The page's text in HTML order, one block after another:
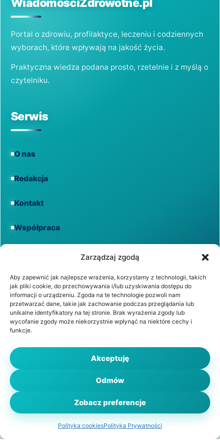
Zarządzaj zgodą
Aby zapewnić jak najlepsze wrażenia, korzystamy z technologii, takich
jak pliki cookie, do przechowywania i/lub uzyskiwania dostępu do
informacji o urządzeniu. Zgoda na te technologie pozwoli nam
przetwarzać dane, takie jak zachowanie podczas przeglądania lub
unikalne identyfikatory na tej stronie. Brak wyrażenia zgody lub
wycofanie zgody może niekorzystnie wpłynąć na niektóre cechy i
funkcje.
Akceptuję
Odmów
Zobacz preferencje
Polityka cookiesPolityka Prywatności
WiadomościZdrowotne.pl
Portal o zdrowiu, profilaktyce, leczeniu i codziennych
wyborach, które wpływają na jakość życia.
Praktyczna wiedza podana prosto, rzetelnie i z myślą o
czytelniku.
Serwis
O nas
Redakcja
Kontakt
Współpraca
Regulamin
Polityka prywatności
© 2026 WiadomościZdrowotne.pl. Wszystkie prawa